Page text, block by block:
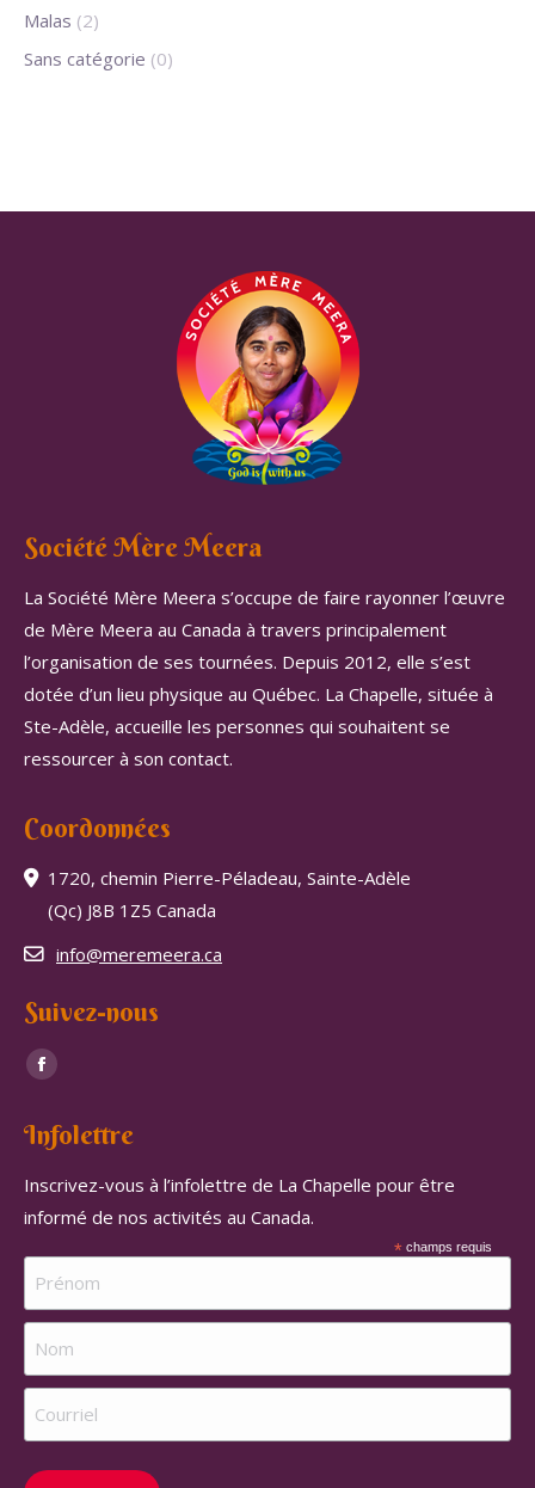
Malas (2)
Sans catégorie (0)
Société Mère Meera
La Société Mère Meera s’occupe de faire rayonner l’œuvre
de Mère Meera au Canada à travers principalement
l’organisation de ses tournées. Depuis 2012, elle s’est
dotée d’un lieu physique au Québec. La Chapelle, située à
Ste-Adèle, accueille les personnes qui souhaitent se
ressourcer à son contact.
Coordonnées
1720, chemin Pierre-Péladeau, Sainte-Adèle
(Qc) J8B 1Z5 Canada
info@meremeera.ca
Suivez-nous
Trouvez nous sur :
Facebook
opens
Infolettre
Inscrivez-vous à l’infolettre de La Chapelle pour être
informé de nos activités au Canada.
*champs requis